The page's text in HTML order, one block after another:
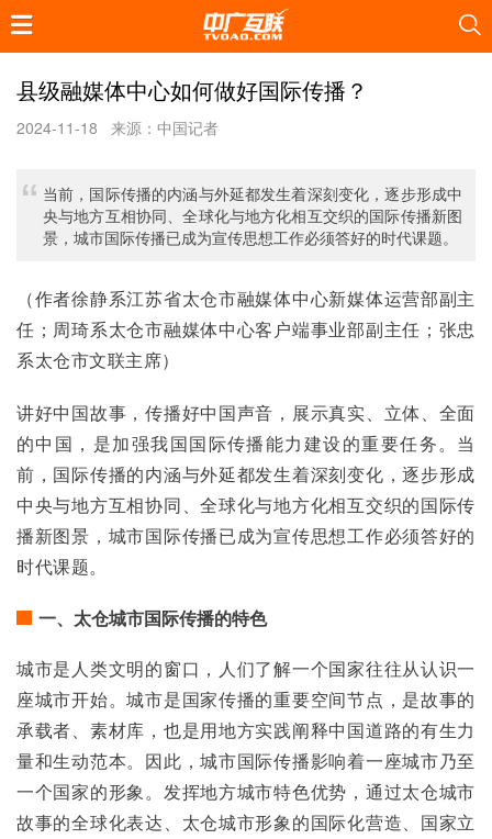
县级融媒体中心如何做好国际传播？
2024-11-18 来源：中国记者
当前，国际传播的内涵与外延都发生着深刻变化，逐步形成中
央与地方互相协同、全球化与地方化相互交织的国际传播新图
景，城市国际传播已成为宣传思想工作必须答好的时代课题。
（作者徐静系江苏省太仓市融媒体中心新媒体运营部副主
任；周琦系太仓市融媒体中心客户端事业部副主任；张忠
系太仓市文联主席）
讲好中国故事，传播好中国声音，展示真实、立体、全面
的中国，是加强我国国际传播能力建设的重要任务。当
前，国际传播的内涵与外延都发生着深刻变化，逐步形成
中央与地方互相协同、全球化与地方化相互交织的国际传
播新图景，城市国际传播已成为宣传思想工作必须答好的
时代课题。
一、太仓城市国际传播的特色
城市是人类文明的窗口，人们了解一个国家往往从认识一
座城市开始。城市是国家传播的重要空间节点，是故事的
承载者、素材库，也是用地方实践阐释中国道路的有生力
量和生动范本。因此，城市国际传播影响着一座城市乃至
一个国家的形象。发挥地方城市特色优势，通过太仓城市
故事的全球化表达、太仓城市形象的国际化营造、国家立